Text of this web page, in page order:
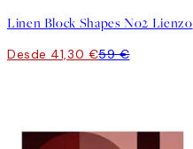
Linen Block Shapes No2 Lienzo
Desde 41,30 €59 €